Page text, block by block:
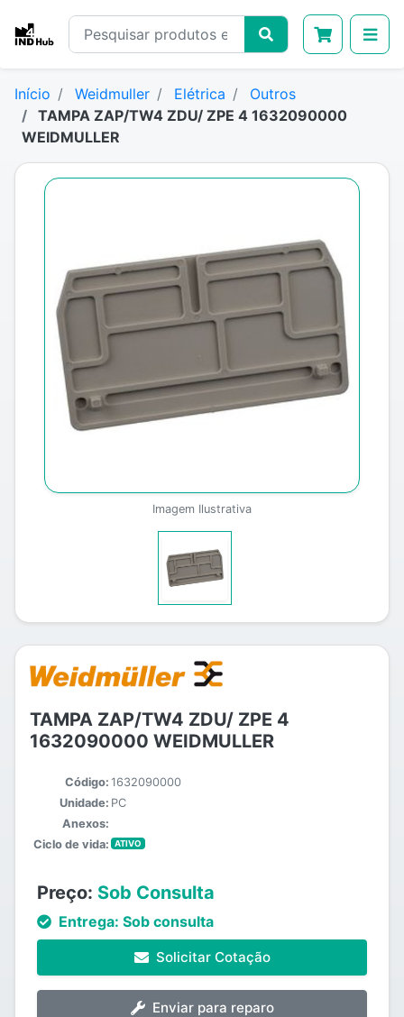
Início Weidmuller Elétrica
Outros
TAMPA ZAP/TW4 ZDU/ ZPE 4 1632090000
WEIDMULLER
Imagem Ilustrativa
TAMPA ZAP/TW4 ZDU/ ZPE 4
1632090000 WEIDMULLER
Código: 1632090000
Unidade: PC
Anexos:
Ciclo de vida:
ATIVO
Preço: Sob Consulta
Entrega: Sob consulta
Solicitar Cotação
Enviar para reparo